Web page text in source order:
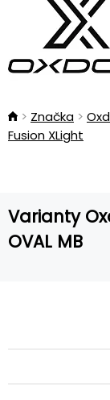
Značka
Fusion XLight
Varianty
OVAL MB